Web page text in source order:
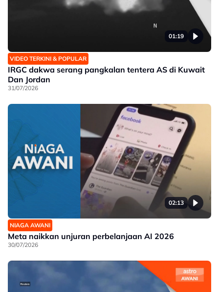
01:19
VIDEO TERKINI & POPULAR
IRGC dakwa serang pangkalan tentera AS di Kuwait
Dan Jordan
31/07/2026
02:13
NIAGA AWANI
Meta naikkan unjuran perbelanjaan AI 2026
30/07/2026